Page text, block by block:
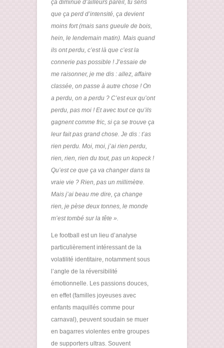
ça diminue d’ailleurs pareil, tu sens
que ça perd d’intensité, ça devient
moins fort (mais sans gueule de bois,
hein, le lendemain matin). Mais quand
ils ont perdu, c’est là que c’est la
connerie pas possible ! J’essaie de
me raisonner, je me dis : allez, affaire
classée, on passe à autre chose ! On
a perdu, on a perdu ? C’est eux qu’ont
perdu, pas moi ! Et avec tout ce qu’ils
gagnent comme fric, si ça se trouve ça
leur fait pas grand chose. Je dis : t’as
rien perdu. Moi, moi, j’ai rien perdu,
rien, rien, rien du tout, pas un kopeck !
Qu’est ce que ça va changer dans ta
vraie vie ? Rien, pas un millimètre.
Mais j’ai beau me dire, ça change
rien, je pèse deux tonnes, le monde
m’est tombé sur la tête ».
Le football est un lieu d’analyse
particulièrement intéressant de la
volatilité identitaire, notamment sous
l’angle de la réversibilité
émotionnelle. Les passions douces,
en effet (familles joyeuses avec
enfants maquillés comme pour
carnaval), peuvent soudain se muer
en bagarres violentes entre groupes
de supporters ultras. Souvent